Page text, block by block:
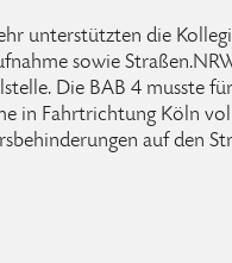
unterstützten die
sowie
Die BAB 4 musste
in Fahrtrichtung Köln
auf den